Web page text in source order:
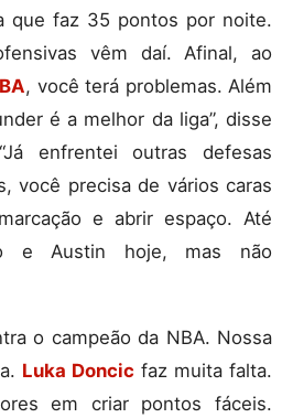
que faz 35 pontos por noite.
vêm daí. Afinal, ao
, você terá problemas. Além
é a melhor da liga”, disse
enfrentei outras defesas
você precisa de vários caras
e abrir espaço. Até
e Austin hoje, mas não
o campeão da NBA. Nossa
Luka Doncic faz muita falta.
em criar pontos fáceis.